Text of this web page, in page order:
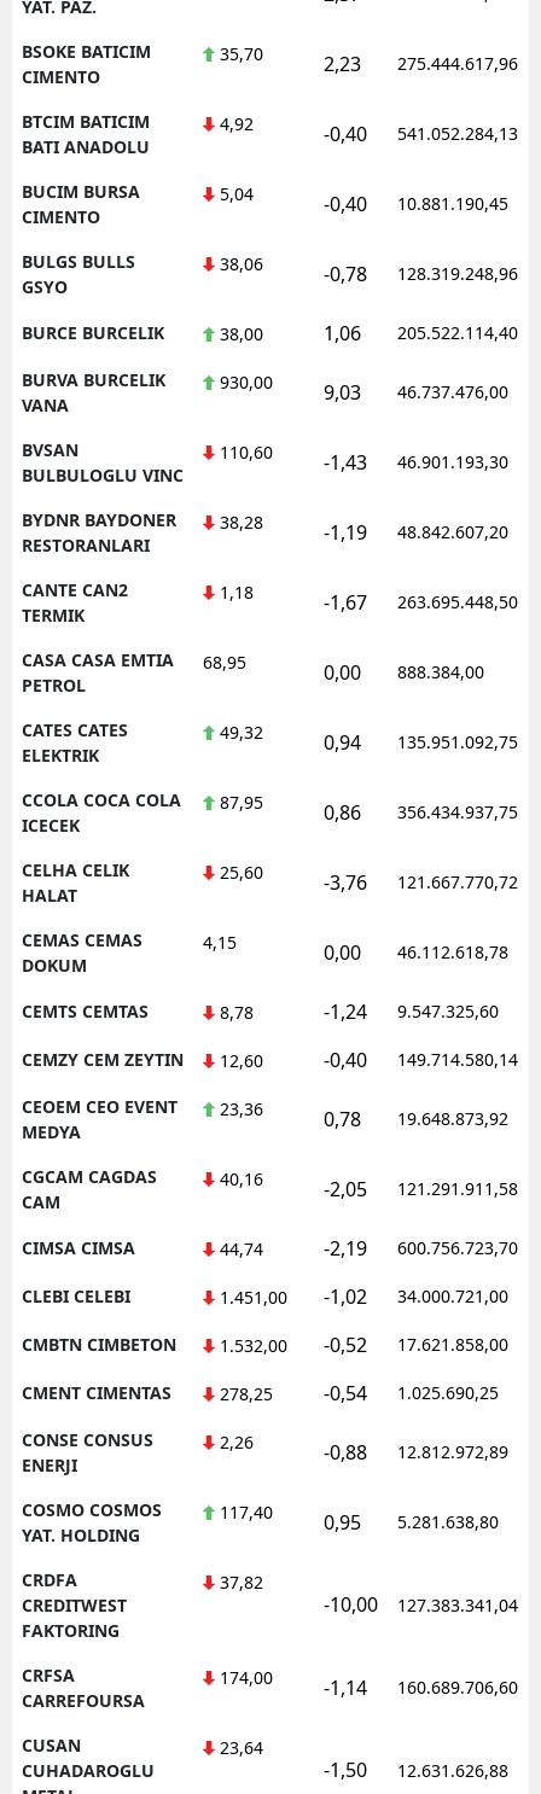
YAT. PAZ.
BSOKE BATICIM
CIMENTO
35,70 2,23 275.444.617,96
BTCIM BATICIM
BATI ANADOLU
4,92 -0,40 541.052.284,13
BUCIM BURSA
CIMENTO
5,04 -0,40 10.881.190,45
BULGS BULLS
GSYO
38,06 -0,78 128.319.248,96
BURCE BURCELIK 38,00 1,06 205.522.114,40
BURVA BURCELIK
VANA
930,00 9,03 46.737.476,00
BVSAN
BULBULOGLU VINC
110,60 -1,43 46.901.193,30
BYDNR BAYDONER
RESTORANLARI
38,28 -1,19 48.842.607,20
CANTE CAN2
TERMIK
1,18 -1,67 263.695.448,50
CASA CASA EMTIA
PETROL
68,95 0,00 888.384,00
CATES CATES
ELEKTRIK
49,32 0,94 135.951.092,75
CCOLA COCA COLA
ICECEK
87,95 0,86 356.434.937,75
CELHA CELIK
HALAT
25,60 -3,76 121.667.770,72
CEMAS CEMAS
DOKUM
4,15 0,00 46.112.618,78
CEMTS CEMTAS 8,78 -1,24 9.547.325,60
CEMZY CEM ZEYTIN 12,60 -0,40 149.714.580,14
CEOEM CEO EVENT
MEDYA
23,36 0,78 19.648.873,92
CGCAM CAGDAS
CAM
40,16 -2,05 121.291.911,58
CIMSA CIMSA 44,74 -2,19 600.756.723,70
CLEBI CELEBI 1.451,00 -1,02 34.000.721,00
CMBTN CIMBETON 1.532,00 -0,52 17.621.858,00
CMENT CIMENTAS 278,25 -0,54 1.025.690,25
CONSE CONSUS
ENERJI
2,26 -0,88 12.812.972,89
COSMO COSMOS
YAT. HOLDING
117,40 0,95 5.281.638,80
CRDFA
CREDITWEST
FAKTORING
37,82
-10,00 127.383.341,04
CRFSA
CARREFOURSA
174,00 -1,14 160.689.706,60
CUSAN
CUHADAROGLU
23,64
-1,50 12.631.626,88